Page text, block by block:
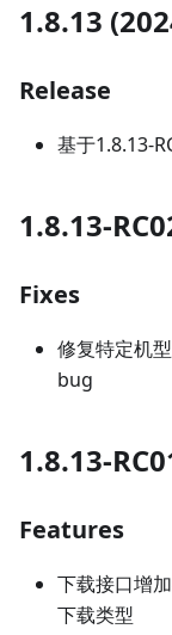
1.8.13
Release
基于1.8.13-
1.8.13-
Fixes
修复特定机
bug
1.8.13-
Features
下载接口增
下载类型